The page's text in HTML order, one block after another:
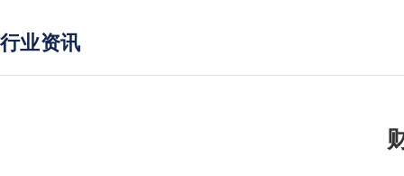
行业资讯